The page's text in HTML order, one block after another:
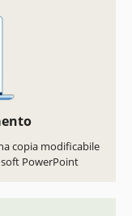
copia modificabile
PowerPoint